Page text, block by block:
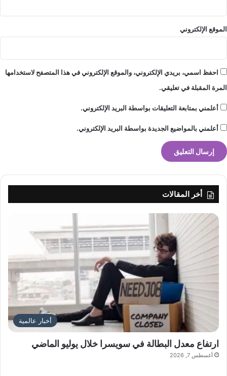
الموقع الإلكتروني
احفظ اسمي، بريدي الإلكتروني، والموقع الإلكتروني في هذا المتصفح لاستخدامها
المرة المقبلة في تعليقي.
أعلمني بمتابعة التعليقات بواسطة البريد الإلكتروني.
أعلمني بالمواضيع الجديدة بواسطة البريد الإلكتروني.
أخر المقالات
أخبار عالمية
ارتفاع معدل البطالة في سويسرا خلال يوليو الماضي
أغسطس 7, 2026